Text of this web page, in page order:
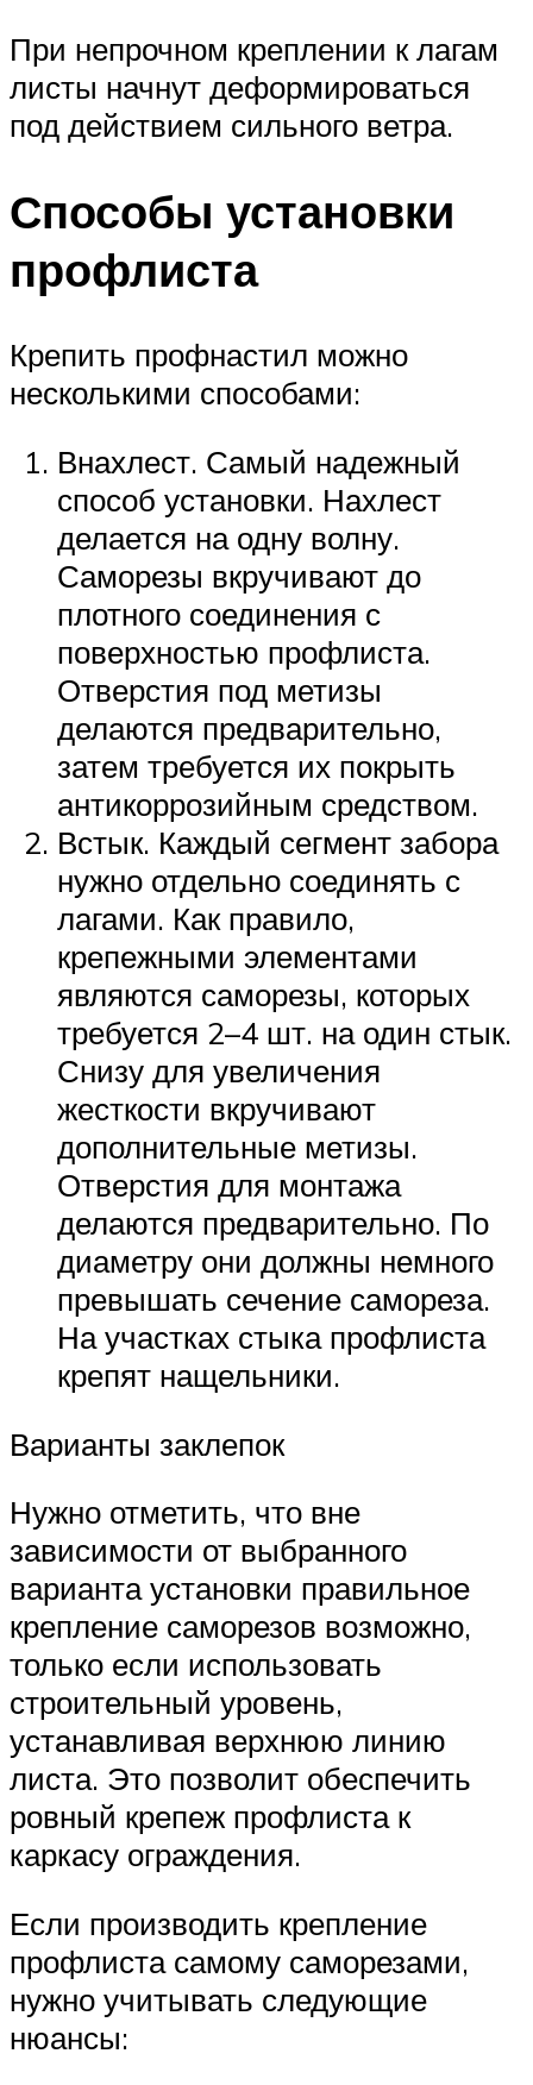
При непрочном креплении к лагам
листы начнут деформироваться
под действием сильного ветра.
Способы установки
профлиста
Крепить профнастил можно
несколькими способами:
Внахлест. Самый надежный
способ установки. Нахлест
делается на одну волну.
Саморезы вкручивают до
плотного соединения с
поверхностью профлиста.
Отверстия под метизы
делаются предварительно,
затем требуется их покрыть
антикоррозийным средством.
Встык. Каждый сегмент забора
нужно отдельно соединять с
лагами. Как правило,
крепежными элементами
являются саморезы, которых
требуется 2–4 шт. на один стык.
Снизу для увеличения
жесткости вкручивают
дополнительные метизы.
Отверстия для монтажа
делаются предварительно. По
диаметру они должны немного
превышать сечение самореза.
На участках стыка профлиста
крепят нащельники.
Варианты заклепок
Нужно отметить, что вне
зависимости от выбранного
варианта установки правильное
крепление саморезов возможно,
только если использовать
строительный уровень,
устанавливая верхнюю линию
листа. Это позволит обеспечить
ровный крепеж профлиста к
каркасу ограждения.
Если производить крепление
профлиста самому саморезами,
нужно учитывать следующие
нюансы: